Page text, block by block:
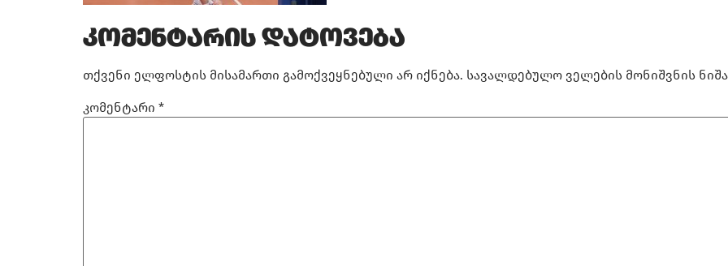
კომენტარის დატოვება
თქვენი ელფოსტის მისამართი გამოქვეყნებული არ იქნება. სავალდებულო ველების მონიშვნის
კომენტარი *